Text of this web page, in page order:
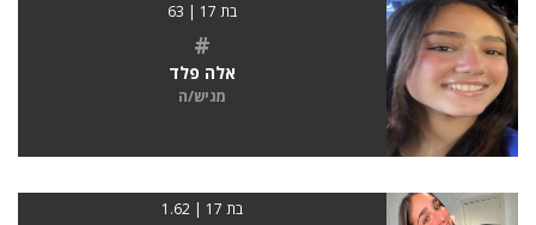
בת 17 | 63
#
אלה פלד
מגיש/ה
בת 17 | 1.62